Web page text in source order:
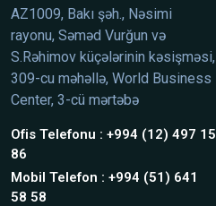
AZ1009, Bakı şəh., Nəsimi
rayonu, Səməd Vurğun və
S.Rəhimov küçələrinin kəsişməsi,
309-cu məhəllə, World Business
Center, 3-cü mərtəbə
Ofis Telefonu : +994 (12) 497 15
86
Mobil Telefon : +994 (51) 641
58 58